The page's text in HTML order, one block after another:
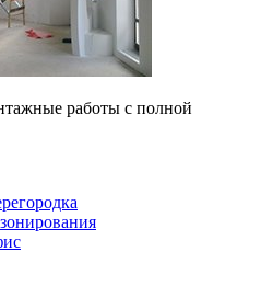
работы с полной